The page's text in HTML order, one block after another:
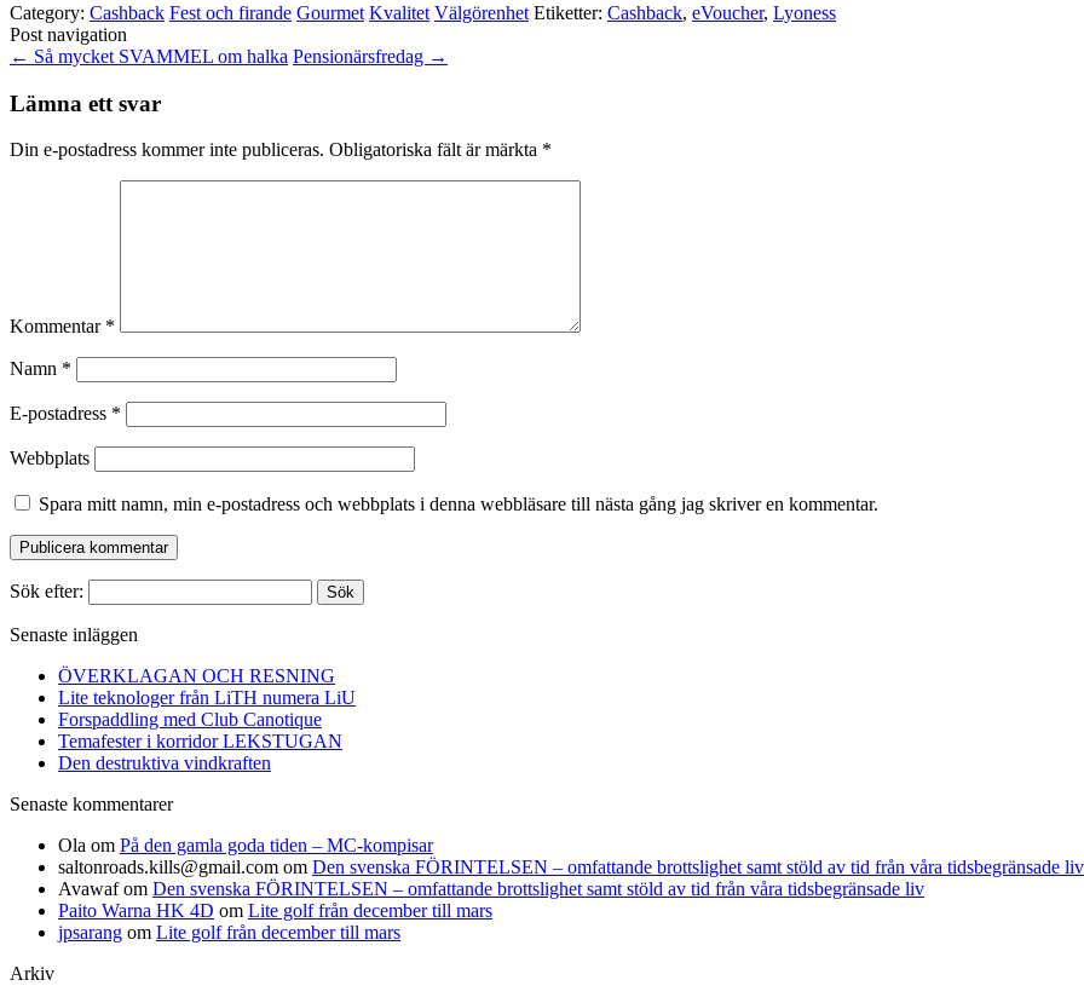
Category: Cashback Fest och firande Gourmet Kvalitet Välgörenhet Etiketter: Cashback, eVoucher, Lyoness
Post navigation
← Så mycket SVAMMEL om halka Pensionärsfredag →
Lämna ett svar
Din e-postadress kommer inte publiceras. Obligatoriska fält är märkta *
Kommentar *
Namn *
E-postadress *
Webbplats
Spara mitt namn, min e-postadress och webbplats i denna webbläsare till nästa gång jag skriver en kommentar.
Sök efter:
Senaste inläggen
ÖVERKLAGAN OCH RESNING
Lite teknologer från LiTH numera LiU
Forspaddling med Club Canotique
Temafester i korridor LEKSTUGAN
Den destruktiva vindkraften
Senaste kommentarer
Ola om På den gamla goda tiden – MC-kompisar
saltonroads.kills@gmail.com om Den svenska FÖRINTELSEN – omfattande brottslighet samt stöld av tid från våra tidsbegränsade liv
Avawafom Den svenska FÖRINTELSEN – omfattande brottslighet samt stöld av tid från våra tidsbegränsade liv
Paito Warna HK 4D om Lite golf från december till mars
jpsarang om Lite golf från december till mars
Arkiv